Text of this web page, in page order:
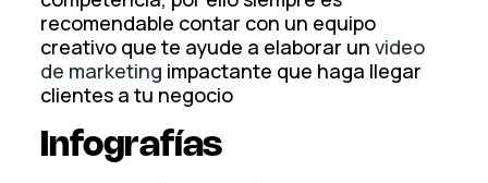
recomendable contar con un equipo
creativo que te ayude a elaborar unvideo
de marketing impactante que haga llegar
clientes a tu negocio
Infografías